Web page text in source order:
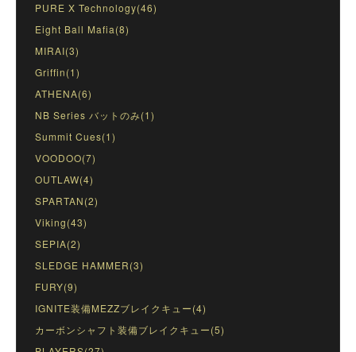
PURE X Technology(46)
Eight Ball Mafia(8)
MIRAI(3)
Griffin(1)
ATHENA(6)
NB Series バットのみ(1)
Summit Cues(1)
VOODOO(7)
OUTLAW(4)
SPARTAN(2)
Viking(43)
SEPIA(2)
SLEDGE HAMMER(3)
FURY(9)
IGNITE装備MEZZブレイクキュー(4)
カーボンシャフト装備ブレイクキュー(5)